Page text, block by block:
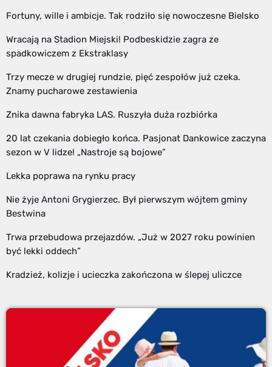
Fortuny, wille i ambicje. Tak rodziło się nowoczesne Bielsko
Wracają na Stadion Miejski! Podbeskidzie zagra ze
spadkowiczem z Ekstraklasy
Trzy mecze w drugiej rundzie, pięć zespołów już czeka.
Znamy pucharowe zestawienia
Znika dawna fabryka LAS. Ruszyła duża rozbiórka
20 lat czekania dobiegło końca. Pasjonat Dankowice zaczyna
sezon w V lidze! „Nastroje są bojowe”
Lekka poprawa na rynku pracy
Nie żyje Antoni Grygierzec. Był pierwszym wójtem gminy
Bestwina
Trwa przebudowa przejazdów. „Już w 2027 roku powinien
być lekki oddech”
Kradzież, kolizje i ucieczka zakończona w ślepej uliczce